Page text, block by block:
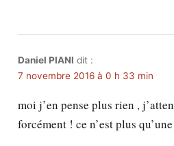
Daniel PIANI dit :
7 novembre 2016 à 0 h 33 min
moi j’en pense plus rien ,
forcément ! ce n’est plus